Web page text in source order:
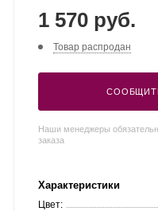
1 570 руб.
Товар распродан
Наши менеджеры
заказа
Характеристики
Цвет: